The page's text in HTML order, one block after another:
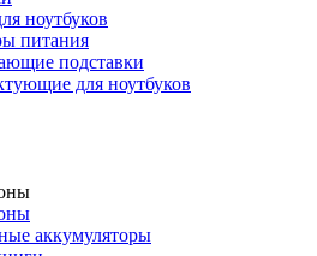
ноутбуков
питания
подставки
для ноутбуков
аккумуляторы